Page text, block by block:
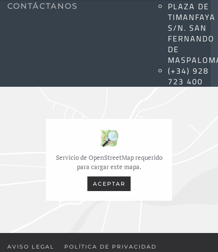
CONTÁCTANOS
PLAZA DE
TIMANFAYA
S/N. SAN
FERNANDO
DE
(+34) 928
723 400
Servicio de OpenStreetMap requerido
para cargar este mapa.
ACEPTAR
AVISO LEGAL
POLÍTICA DE PRIVACIDAD